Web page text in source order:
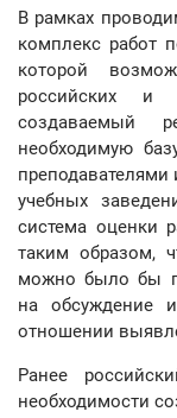
В рамках
комплекс работ
которой
российских и
создаваемый
необходимую
преподавателями
учебных
система оценки
таким образом,
можно было бы
на обсуждение
отношении
Ранее
необходимости